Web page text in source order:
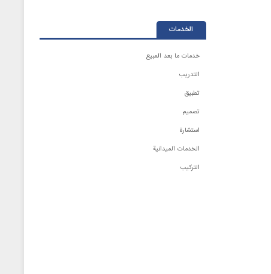
الخدمات
خدمات ما بعد المبيع
التدريب
تطبيق
تصميم
استشارة
الخدمات الميدانية
التركيب